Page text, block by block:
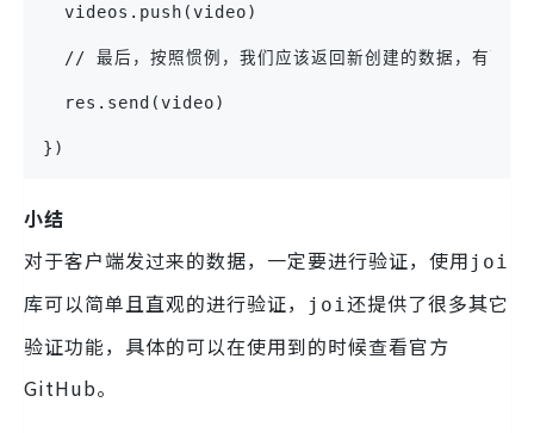
  videos.push(video)
// 最后，按照惯例，我们应该返回新创建的数据，有可能
  res.send(video)
})
小结
对于客户端发过来的数据，一定要进行验证，使用 joi
库可以简单且直观的进行验证， joi还提供了很多其它
验证功能，具体的可以在使用到的时候查看官方
GitHub。